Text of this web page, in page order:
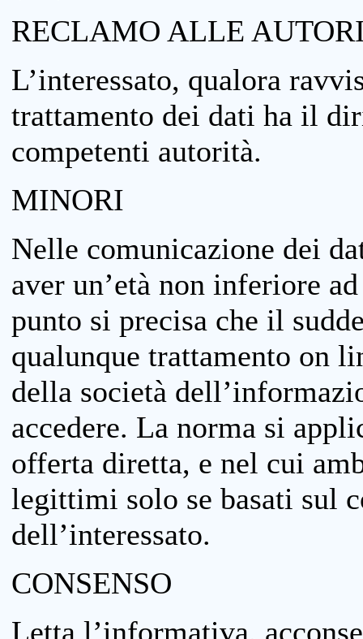
RECLAMO ALLE
L’interessato, qualora
trattamento dei dati ha il
competenti autorità.
MINORI
Nelle comunicazione dei
aver un’età non inferiore
punto si precisa che il
qualunque trattamento on
della società
accedere. La norma si
offerta diretta, e nel cui
legittimi solo se basati sul
dell’interessato.
CONSENSO
Letta l’informativa,